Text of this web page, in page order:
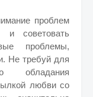
проблем
и советовать
проблемы,
Не требуй для
обладания
любви со